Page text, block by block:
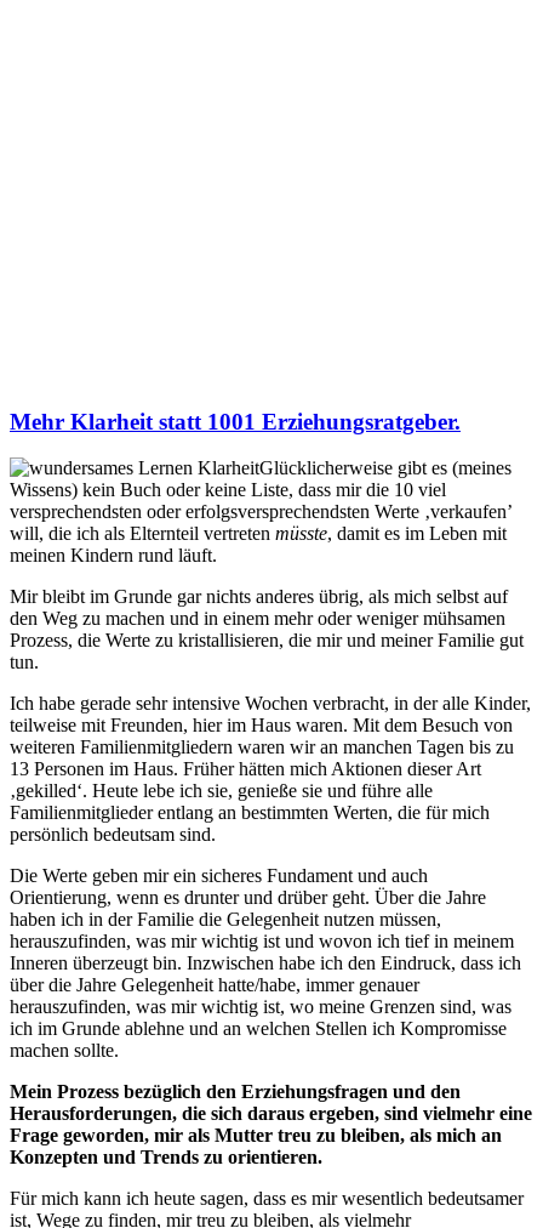
Mehr Klarheit statt 1001 Erziehungsratgeber.
Glücklicherweise gibt es (meines
Wissens) kein Buch oder keine Liste, dass mir die 10 viel
versprechendsten oder erfolgsversprechendsten Werte ‚verkaufen’
will, die ich als Elternteil vertreten müsste, damit es im Leben mit
meinen Kindern rund läuft.
Mir bleibt im Grunde gar nichts anderes übrig, als mich selbst auf
den Weg zu machen und in einem mehr oder weniger mühsamen
Prozess, die Werte zu kristallisieren, die mir und meiner Familie gut
tun.
Ich habe gerade sehr intensive Wochen verbracht, in der alle Kinder,
teilweise mit Freunden, hier im Haus waren. Mit dem Besuch von
weiteren Familienmitgliedern waren wir an manchen Tagen bis zu
13 Personen im Haus. Früher hätten mich Aktionen dieser Art
‚gekilled‘. Heute lebe ich sie, genieße sie und führe alle
Familienmitglieder entlang an bestimmten Werten, die für mich
persönlich bedeutsam sind.
Die Werte geben mir ein sicheres Fundament und auch
Orientierung, wenn es drunter und drüber geht. Über die Jahre
haben ich in der Familie die Gelegenheit nutzen müssen,
herauszufinden, was mir wichtig ist und wovon ich tief in meinem
Inneren überzeugt bin. Inzwischen habe ich den Eindruck, dass ich
über die Jahre Gelegenheit hatte/habe, immer genauer
herauszufinden, was mir wichtig ist, wo meine Grenzen sind, was
ich im Grunde ablehne und an welchen Stellen ich Kompromisse
machen sollte.
Mein Prozess bezüglich den Erziehungsfragen und den
Herausforderungen, die sich daraus ergeben, sind vielmehr eine
Frage geworden, mir als Mutter treu zu bleiben, als mich an
Konzepten und Trends zu orientieren.
Für mich kann ich heute sagen, dass es mir wesentlich bedeutsamer
ist, Wege zu finden, mir treu zu bleiben, als vielmehr